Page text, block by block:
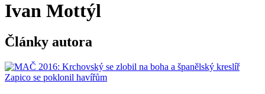
Ivan Mottýl
Články autora